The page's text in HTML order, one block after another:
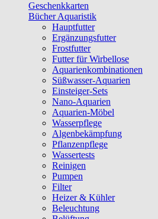
Geschenkkarten
Bücher Aquaristik
Hauptfutter
Ergänzungsfutter
Frostfutter
Futter für Wirbellose
Aquarienkombinationen
Süßwasser-Aquarien
Einsteiger-Sets
Nano-Aquarien
Aquarien-Möbel
Wasserpflege
Algenbekämpfung
Pflanzenpflege
Wassertests
Reinigen
Pumpen
Filter
Heizer & Kühler
Beleuchtung